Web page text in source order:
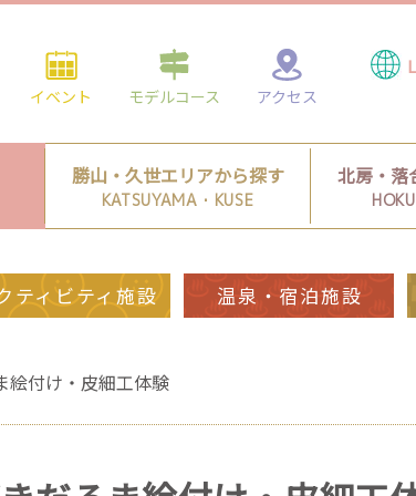
イベント モデルコース アクセス
勝山・久世エリアから探す
KATSUYAMA・KUSE
北房・落
ティビティ施設 温泉・宿泊施設
絵付け・皮細工体験